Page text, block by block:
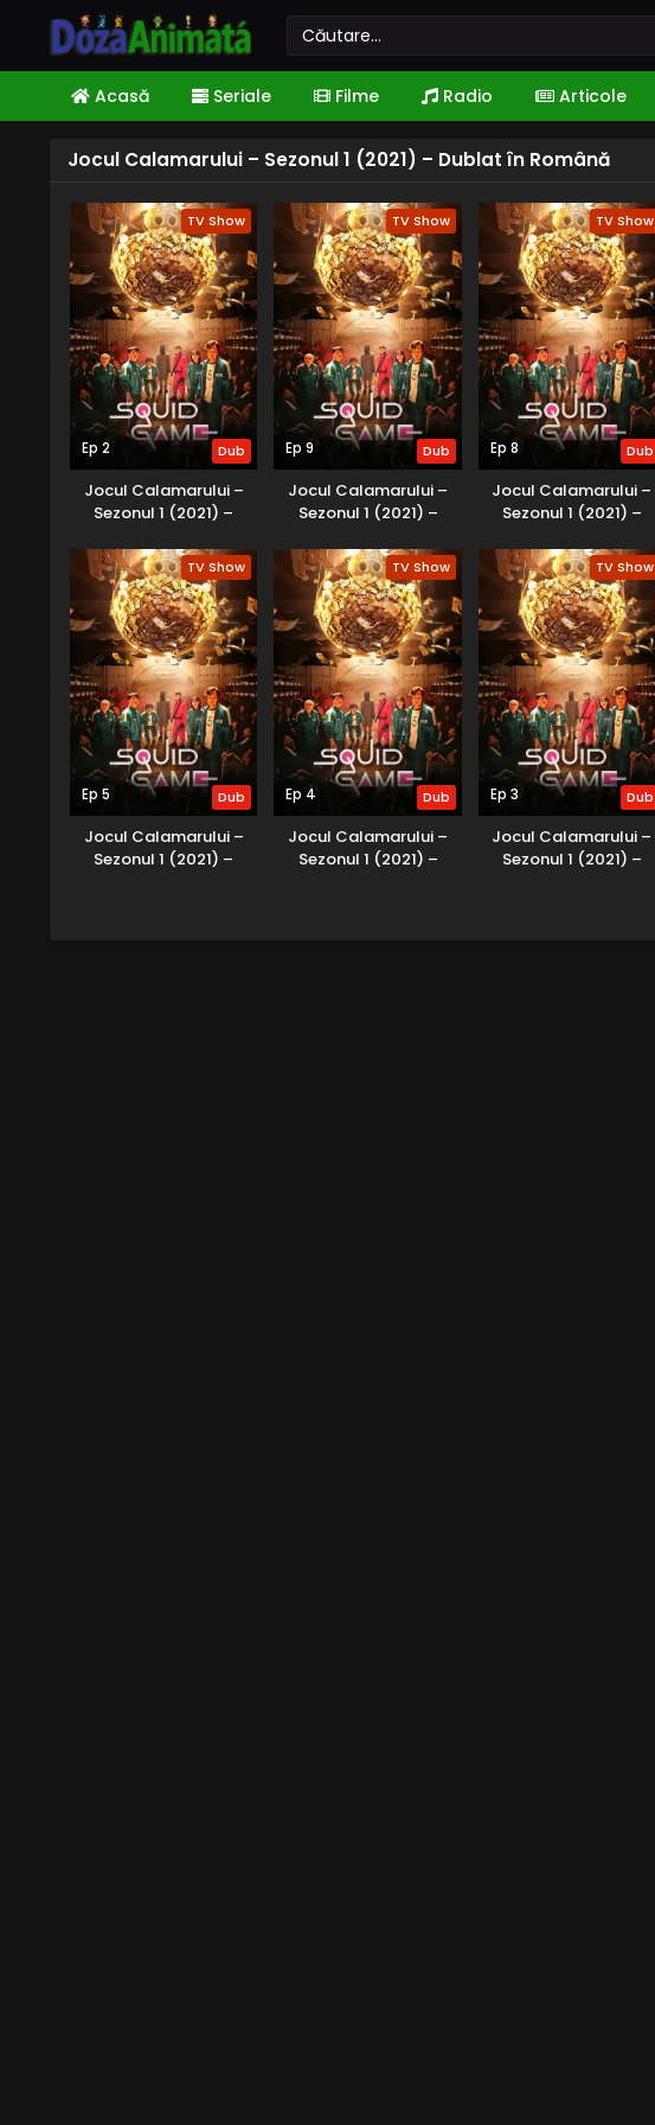
Acasă Seriale Filme Radio Articole
Jocul Calamarului – Sezonul 1 (2021) – Dublat în Română
TV Show
Ep 2 Dub
Jocul Calamarului –
Sezonul 1 (2021) –
TV Show
Ep 9 Dub
Jocul Calamarului –
Sezonul 1 (2021) –
TV Show
Ep 8 Dub
Jocul Calamarului –
Sezonul 1 (2021) –
TV Show
Ep 5 Dub
Jocul Calamarului –
Sezonul 1 (2021) –
TV Show
Ep 4 Dub
Jocul Calamarului –
Sezonul 1 (2021) –
TV Show
Ep 3 Dub
Jocul Calamarului –
Sezonul 1 (2021) –